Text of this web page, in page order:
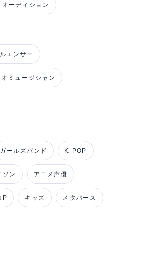
オーディション
エンサー
オミュージシャン
ガールズバンド K-POP
ソン アニメ声優
P キッズ メタバース